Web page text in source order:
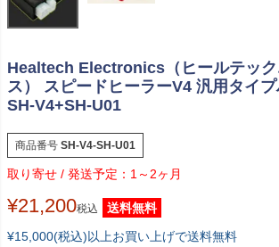
Healtech Electronics（ヒールテック
ス） スピードヒーラーV4 汎用タイ
SH-V4+SH-U01
商品番号 SH-V4-SH-U01
1～2ヶ月
¥21,200税込
送料無料
¥15,000(税込)以上お買い上げで送料無料